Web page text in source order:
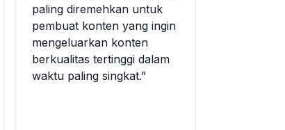
paling diremehkan untuk
pembuat konten yang ingin
mengeluarkan konten
berkualitas tertinggi dalam
waktu paling singkat.”